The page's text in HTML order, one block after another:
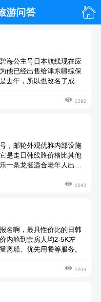
游问答 
海公主号日本航线现在应
他已经出售给津东疆综保
去年，所以也改名了成了
人均两千左右的一个国家
的日航路线的景点的话，
个城市，看你是选择去长
 1392
，邮轮外观优雅内部设施
是走日韩线路价格比其他
一条龙挺适合老年人出游
 1692
名啊，最具性价比的日韩
内舱到套房人均2-5K左
离船、优先用餐等服务。
 1203